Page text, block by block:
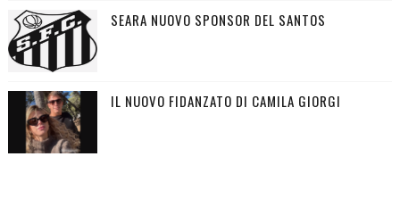
SEARA NUOVO SPONSOR DEL SANTOS
IL NUOVO FIDANZATO DI CAMILA GIORGI